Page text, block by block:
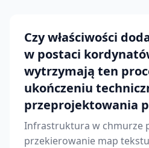
Czy właściwości
w postaci
wytrzymają ten
ukończeniu
przeprojektowania
Infrastruktura w chmurze
przekierowanie map